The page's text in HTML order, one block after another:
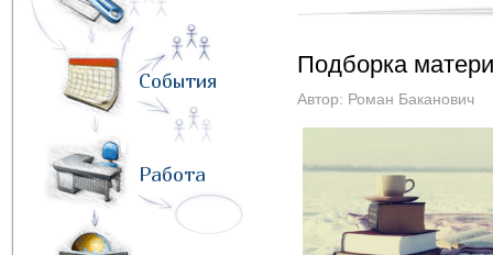
События
Работа
Подборка
Автор: Роман Баканович